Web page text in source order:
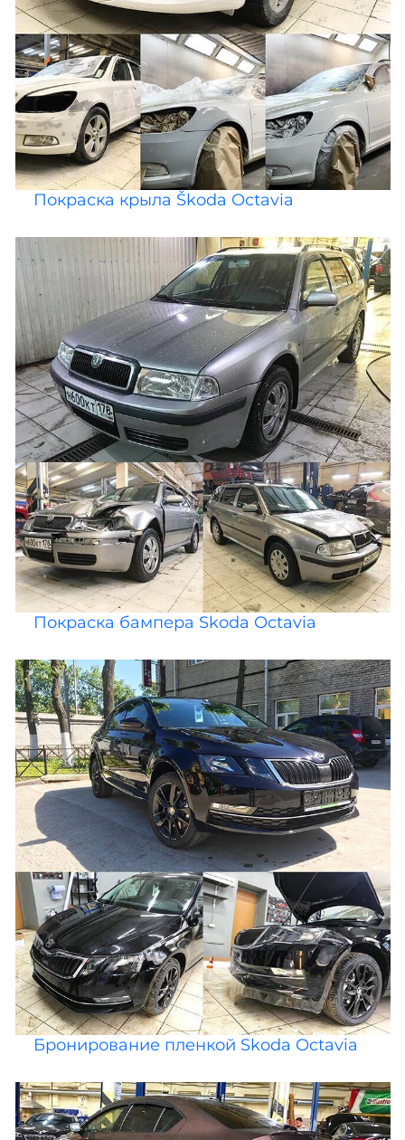
Покраска крыла Škoda Octavia
Покраска бампера Skoda Octavia
Бронирование пленкой Skoda Octavia